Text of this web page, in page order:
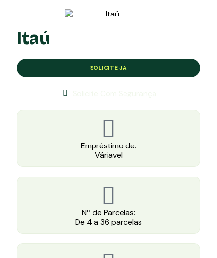
Itaú
SOLICITE JÁ
Empréstimo de:
Váriavel
Nº de Parcelas:
De 4 a 36 parcelas